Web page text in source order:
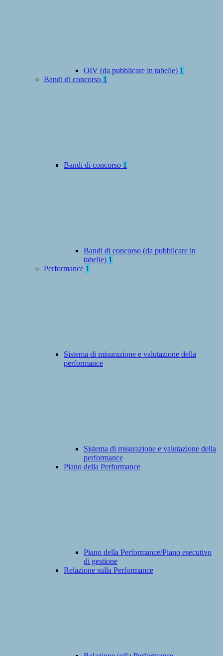
OIV (da pubblicare in tabelle) 1
Bandi di concorso 1
Bandi di concorso 1
Bandi di concorso (da pubblicare in
tabelle) 1
Performance 1
Sistema di misurazione e valutazione della
performance
Sistema di misurazione e valutazione della
performance
Piano della Performance
Piano della Performance/Piano esecutivo
di gestione
Relazione sulla Performance